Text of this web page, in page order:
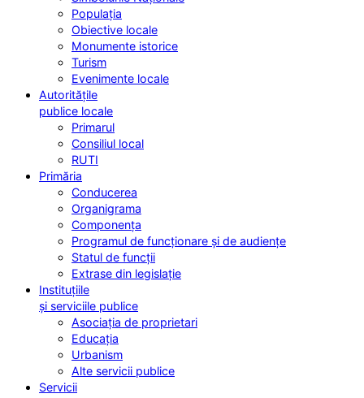
Populația
Obiective locale
Monumente istorice
Turism
Evenimente locale
Autoritățile
publice locale
Primarul
Consiliul local
RUTI
Primăria
Conducerea
Organigrama
Componența
Programul de funcționare și de audiențe
Statul de funcții
Extrase din legislație
Instituțiile
și serviciile publice
Asociația de proprietari
Educația
Urbanism
Alte servicii publice
Servicii